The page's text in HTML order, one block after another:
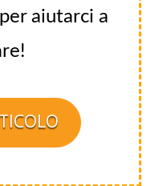
aiutarci a